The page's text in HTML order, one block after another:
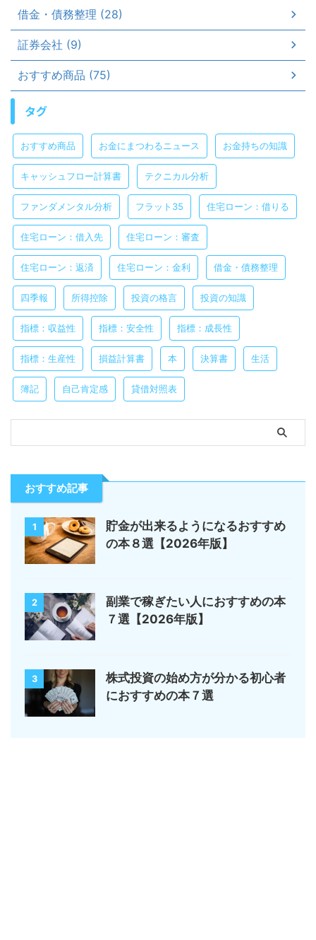
借金・債務整理 (28)
証券会社 (9)
おすすめ商品 (75)
タグ
おすすめ商品 お金にまつわるニュース お金持ちの知識
キャッシュフロー計算書 テクニカル分析
ファンダメンタル分析 フラット35 住宅ローン：借りる
住宅ローン：借入先 住宅ローン：審査
住宅ローン：返済 住宅ローン：金利 借金・債務整理
四季報 所得控除 投資の格言 投資の知識
指標：収益性 指標：安全性 指標：成長性
指標：生産性 損益計算書 本 決算書 生活
簿記 自己肯定感 貸借対照表
おすすめ記事
1
貯金が出来るようになるおすすめ
の本８選【2026年版】
2
副業で稼ぎたい人におすすめの本
７選【2026年版】
3
株式投資の始め方が分かる初心者
におすすめの本７選